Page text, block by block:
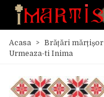
Acasa > Brățări mărțișor
Urmeaza-ti Inima